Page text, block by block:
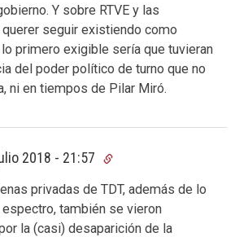
Y sobre RTVE y las
seguir existiendo como
primero exigible sería que tuvieran
del poder político de turno que no
ni en tiempos de Pilar Miró.
2018 - 21:57
privadas de TDT, además de lo
también se vieron
la (casi) desaparición de la